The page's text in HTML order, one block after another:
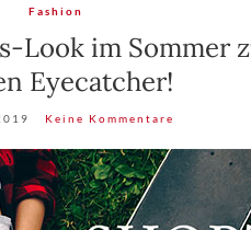
Fashion
Look im Sommer
Eyecatcher!
Keine Kommentare